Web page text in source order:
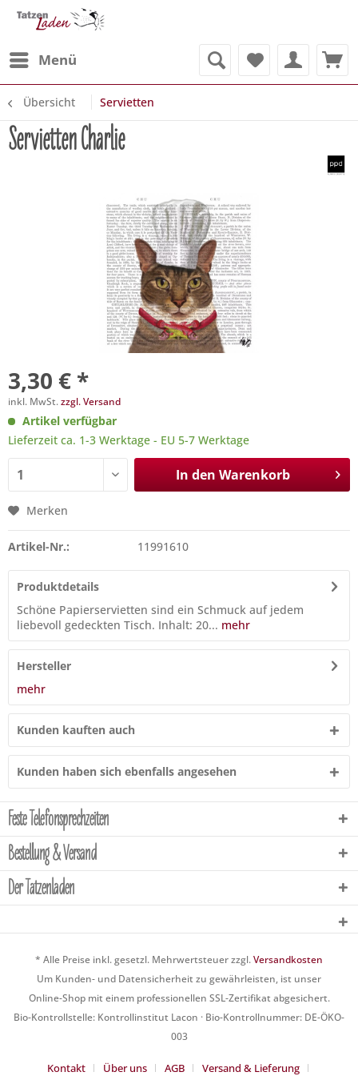
Menü
Übersicht Servietten
Servietten Charlie
3,30 € *
inkl. MwSt.zzgl. Versand
Artikel verfügbar
Lieferzeit ca. 1-3 Werktage - EU 5-7 Werktage
In den Warenkorb
Merken
Artikel-Nr.: 11991610
Produktdetails
Schöne Papierservietten sind ein Schmuck auf jedem
liebevoll gedeckten Tisch. Inhalt: 20... mehr
Hersteller
mehr
Kunden kauften auch
Kunden haben sich ebenfalls angesehen
Feste Telefonsprechzeiten
Bestellung & Versand
Der Tatzenladen
* Alle Preise inkl. gesetzl. Mehrwertsteuer zzgl.Versandkosten
Um Kunden- und Datensicherheit zu gewährleisten, ist unser
Online-Shop mit einem professionellen SSL-Zertifikat abgesichert.
Bio-Kontrollstelle: Kontrollinstitut Lacon · Bio-Kontrollnummer: DE-ÖKO-
003
Kontakt Über uns AGB Versand & Lieferung